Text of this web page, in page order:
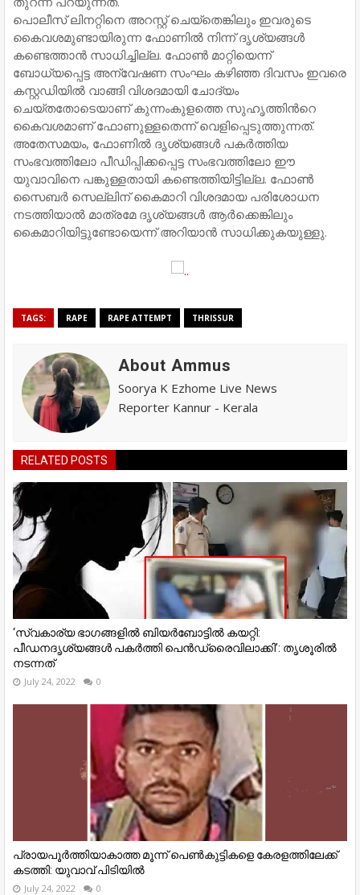
പൊലീസ് ലിനറ്റിനെ അറസ്റ്റ് ചെയ്തെങ്കിലും ഇവരുടെ
കൈവശമുണ്ടായിരുന്ന ഫോണില്‍ നിന്ന് ദൃശ്യങ്ങള്‍
കണ്ടെത്താന്‍ സാധിച്ചില്ല. ഫോണ്‍ മാറ്റിയെന്ന്
ബോധ്യപ്പെട്ട അന്വേഷണ സംഘം കഴിഞ്ഞ ദിവസം ഇവരെ
കസ്റ്റഡിയില്‍ വാങ്ങി വിശദമായി ചോദ്യം
ചെയ്തതോടെയാണ് കുന്നംകുളത്തെ സുഹൃത്തിന്‍റെ
കൈവശമാണ് ഫോണുള്ളതെന്ന് വെളിപ്പെടുത്തുന്നത്.
അതേസമയം,​ ഫോണില്‍ ദൃശ്യങ്ങള്‍ പകര്‍ത്തിയ
സംഭവത്തിലോ പീഡിപ്പിക്കപ്പെട്ട സംഭവത്തിലോ ഈ
യുവാവിനെ പങ്കുള്ളതായി കണ്ടെത്തിയിട്ടില്ല. ഫോണ്‍
സൈബര്‍ സെല്ലിന് കൈമാറി വിശദമായ പരിശോധന
നടത്തിയാല്‍ മാത്രമേ ദൃശ്യങ്ങള്‍ ആര്‍ക്കെങ്കിലും
കൈമാറിയിട്ടുണ്ടോയെന്ന് അറിയാന്‍ സാധിക്കുകയുള്ളു.
TAGS: RAPE RAPE ATTEMPT THRISSUR
About Ammus
Soorya K Ezhome Live News
Reporter Kannur - Kerala
RELATED POSTS
‘സ്വകാര്യ ഭാഗങ്ങളിൽ ബിയർബോട്ടിൽ കയറ്റി:
പീഡനദൃശ്യങ്ങൾ പകർത്തി പെൻഡ്രൈവിലാക്കി’: തൃശൂരിൽ
നടന്നത്
July 24, 2022 0
പ്രായപൂർത്തിയാകാത്ത മൂന്ന് പെൺകുട്ടികളെ കേരളത്തിലേക്ക്
കടത്തി: യുവാവ് പിടിയിൽ
July 24, 2022 0